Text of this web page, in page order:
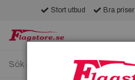
Stort utbud Bra priser